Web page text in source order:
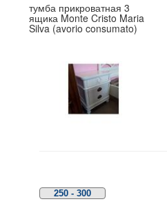
тумба прикроватная 3
ящика Monte Cristo Maria
Silva (avorio consumato)
250 - 300